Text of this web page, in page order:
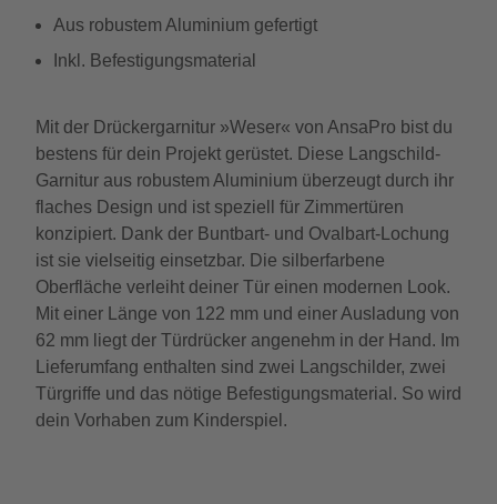
Aus robustem Aluminium gefertigt
Inkl. Befestigungsmaterial
Mit der Drückergarnitur »Weser« von AnsaPro bist du
bestens für dein Projekt gerüstet. Diese Langschild-
Garnitur aus robustem Aluminium überzeugt durch ihr
flaches Design und ist speziell für Zimmertüren
konzipiert. Dank der Buntbart- und Ovalbart-Lochung
ist sie vielseitig einsetzbar. Die silberfarbene
Oberfläche verleiht deiner Tür einen modernen Look.
Mit einer Länge von 122 mm und einer Ausladung von
62 mm liegt der Türdrücker angenehm in der Hand. Im
Lieferumfang enthalten sind zwei Langschilder, zwei
Türgriffe und das nötige Befestigungsmaterial. So wird
dein Vorhaben zum Kinderspiel.